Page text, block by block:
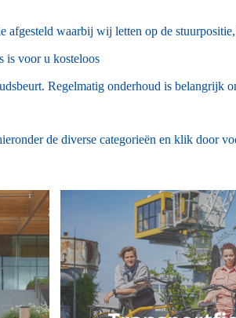
afgesteld waarbij wij letten op de
is voor u kosteloos
Regelmatig onderhoud is belangrijk
de diverse categorieën en klik door